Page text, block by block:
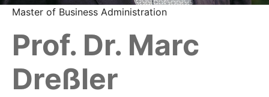
Master of Business Administration
Prof. Dr. Marc
Dreßler